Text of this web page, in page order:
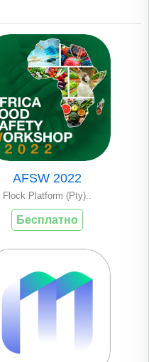
AFSW 2022
Flock Platform (Pty)..
Бесплатно